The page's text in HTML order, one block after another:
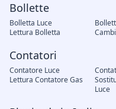
Bollette
Bolletta Luce
Lettura Bolletta
Contatori
Contatore Luce
Lettura Contatore Gas
Luce